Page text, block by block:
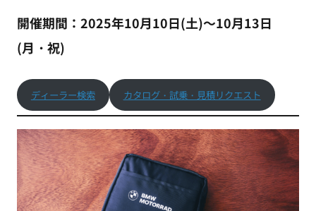
開催期間：2025年10月10日(土)～10月13日
(月・祝)
ディーラー検索 カタログ・試乗・見積リクエスト